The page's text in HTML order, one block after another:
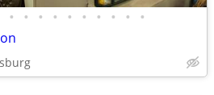
• • • • • • • • • •